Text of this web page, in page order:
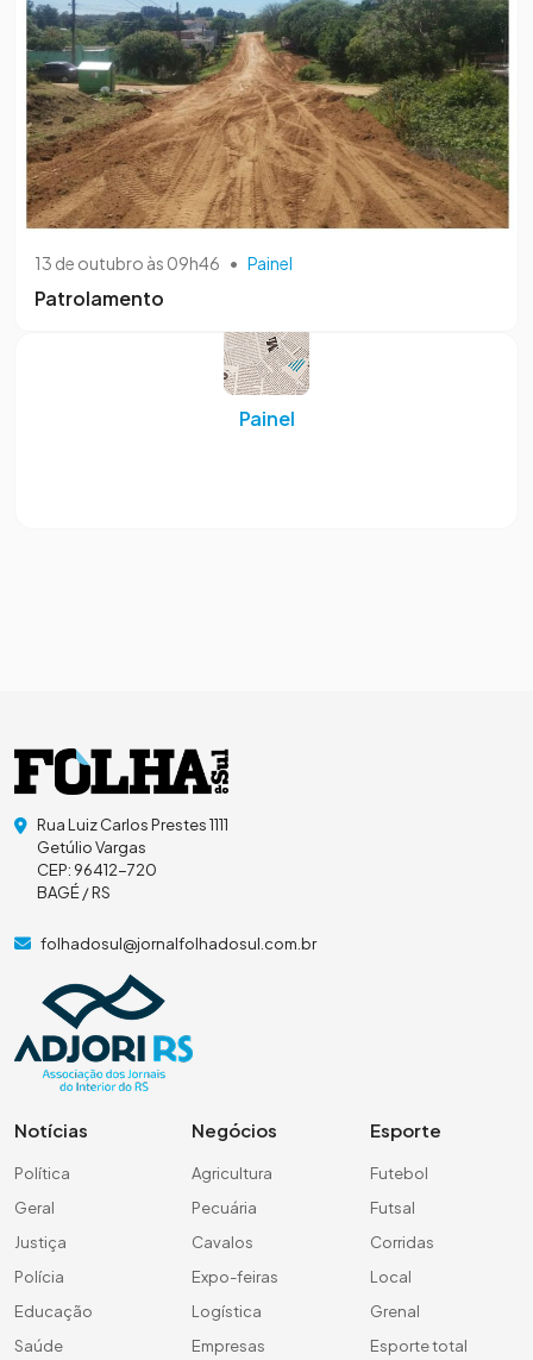
13 de outubro às 09h46 • Painel
Patrolamento
Painel
Rua Luiz Carlos Prestes 1111
Getúlio Vargas
CEP: 96412-720
BAGÉ / RS
folhadosul@jornalfolhadosul.com.br
Notícias
Política
Geral
Justiça
Polícia
Educação
Saúde
Negócios
Agricultura
Pecuária
Cavalos
Expo-feiras
Logística
Empresas
Esporte
Futebol
Futsal
Corridas
Local
Grenal
Esporte total